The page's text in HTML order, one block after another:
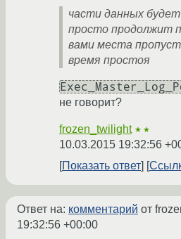
части данных
просто продолжит
вами места
время простоя
не говорит?
frozen_twilight ★★
10.03.2015 19:32:56
Показать ответ
Ответ на: комментарий от
19:32:56 +00:00